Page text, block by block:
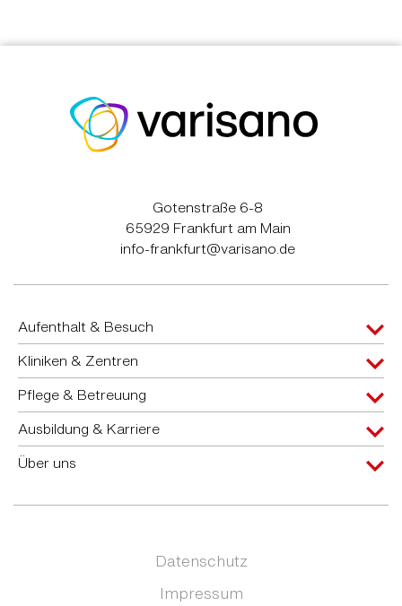
Gotenstraße 6-8
65929 Frankfurt am Main
info-frankfurt@varisano.de
Aufenthalt & Besuch
Kliniken & Zentren
Pflege & Betreuung
Ausbildung & Karriere
Über uns
Datenschutz
Impressum